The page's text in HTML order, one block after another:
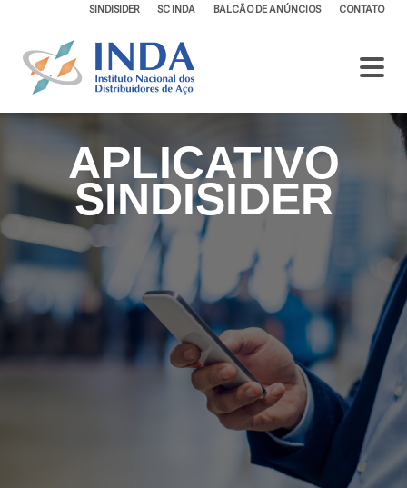
SINDISIDER SC INDA BALCÃO DE ANÚNCIOS CONTATO
APLICATIVO
SINDISIDER